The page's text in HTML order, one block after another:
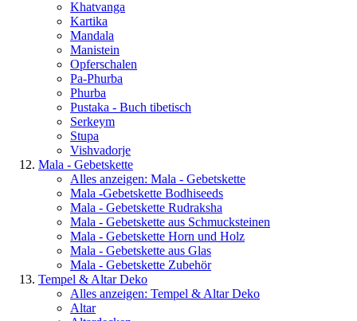
Khatvanga
Kartika
Mandala
Manistein
Opferschalen
Pa-Phurba
Phurba
Pustaka - Buch tibetisch
Serkeym
Stupa
Vishvadorje
Mala - Gebetskette
Alles anzeigen: Mala - Gebetskette
Mala -Gebetskette Bodhiseeds
Mala - Gebetskette Rudraksha
Mala - Gebetskette aus Schmucksteinen
Mala - Gebetskette Horn und Holz
Mala - Gebetskette aus Glas
Mala - Gebetskette Zubehör
Tempel & Altar Deko
Alles anzeigen: Tempel & Altar Deko
Altar